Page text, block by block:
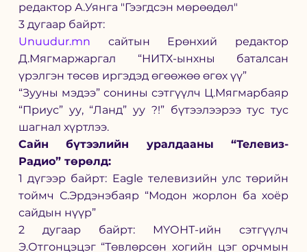
редактор А.Уянга "Гээгдсэн мөрөөдөл"
3 дугаар байрт:
Unuudur.mn сайтын Ерөнхий редактор
Д.Мягмаржаргал “НИТХ-ынхны баталсан
үрэлгэн төсөв иргэдэд өгөөжөө өгөх үү”
“Зууны мэдээ” сонины сэтгүүлч Ц.Мягмарбаяр
“Приус” уу, “Ланд” уу ?!” бүтээлээрээ тус тус
шагнал хүртлээ.
Сайн бүтээлийн уралдааны “Телевиз-
Радио” төрөлд:
1 дүгээр байрт: Eagle телевизийн улс төрийн
тоймч С.Эрдэнэбаяр “Модон жорлон ба хоёр
сайдын нүүр”
2 дугаар байрт: МҮОНТ-ийн сэтгүүлч
Э.Отгонцэцэг “Төвлөрсөн хогийн цэг орчмын